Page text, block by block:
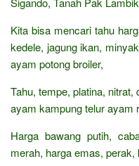
Kita bisa mencari tahu
kedele, jagung ikan,
ayam potong broiler,
Tahu, tempe, platina,
ayam kampung telur ayam
Harga bawang putih,
merah, harga emas,